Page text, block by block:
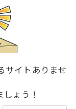
サイトありませ
ょう！